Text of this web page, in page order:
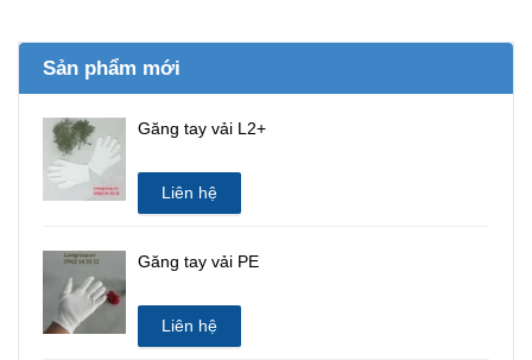
Sản phẩm mới
Găng tay vải L2+
Liên hệ
Găng tay vải PE
Liên hệ